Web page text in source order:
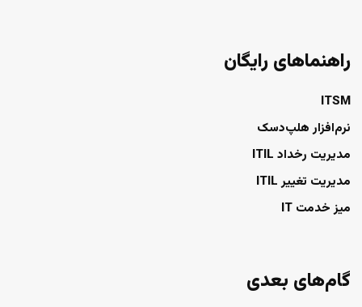
راهنماهای رایگان
ITSM
نرم‌افزار هلپ‌دسک
مدیریت رخداد ITIL
مدیریت تغییر ITIL
میز خدمت IT
گام‌های بعدی